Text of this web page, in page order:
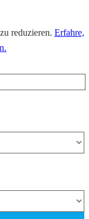
reduzieren. Erfahre,